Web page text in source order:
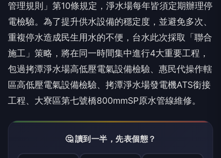
管理規則」第10條規定，淨水場每年皆須定期辦理停
電檢驗。為了提升供水設備的穩定度，並避免多次、
重複停水造成民生用水的不便，台水此次採取「聯合
施工」策略，將在同一時間集中進行4大重要工程，
包過拷潭淨水場高低壓電氣設備檢驗、惠民代操作轄
區高低壓電氣設備檢驗、拷潭淨水場發電機ATS銜接
工程、大寮區第七號橋800mmSP原水管線維修。
🤔 讀到一半，先表個態？